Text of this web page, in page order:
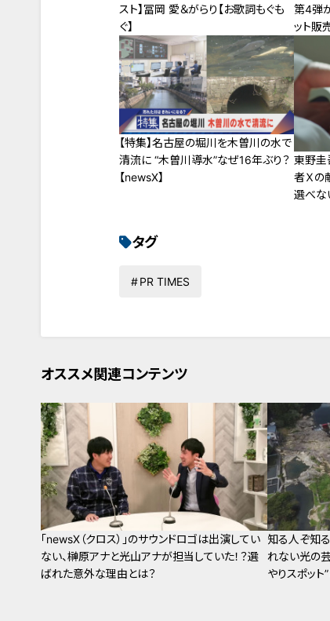
スト】冨岡 愛＆がらり【お歌詞もぐも
ぐ】
第4弾
ット販
【特集】名古屋の堀川を木曽川の水で
清流に “木曽川導水”なぜ16年ぶり？
【newsX】
東野圭
者Ｘの
選べな
タグ
PR TIMES
オススメ関連コンテンツ
「newsX（クロス）」のサウンドロゴは出演してい
ない、榊原アナと光山アナが担当していた！？選
ばれた意外な理由とは？
知る人ぞ知
れない光の
やりスポット